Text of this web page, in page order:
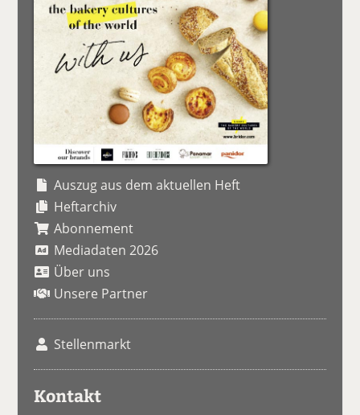
Auszug aus dem aktuellen Heft
Heftarchiv
Abonnement
Mediadaten 2026
Über uns
Unsere Partner
Stellenmarkt
Kontakt